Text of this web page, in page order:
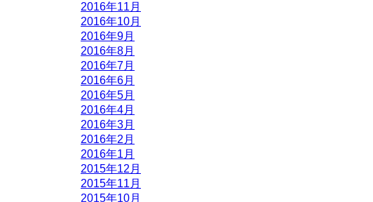
2016年11月
2016年10月
2016年9月
2016年8月
2016年7月
2016年6月
2016年5月
2016年4月
2016年3月
2016年2月
2016年1月
2015年12月
2015年11月
2015年10月